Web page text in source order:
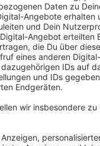
rissen
Handwerker müssen
dass die Vandalen hier
Hinweise.
Anzeige